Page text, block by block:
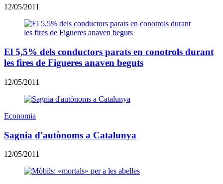
12/05/2011
El 5,5% dels conductors parats en conotrols durant
les fires de Figueres anaven beguts
12/05/2011
Economia
Sagnia d'autònoms a Catalunya
12/05/2011